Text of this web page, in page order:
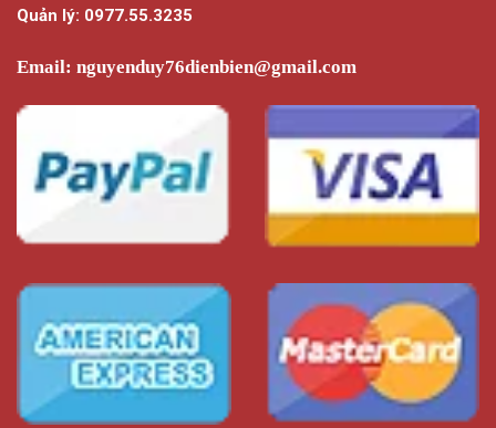
sản
Quản lý: 0977.55.3235
Email: nguyenduy76dienbien@gmail.com